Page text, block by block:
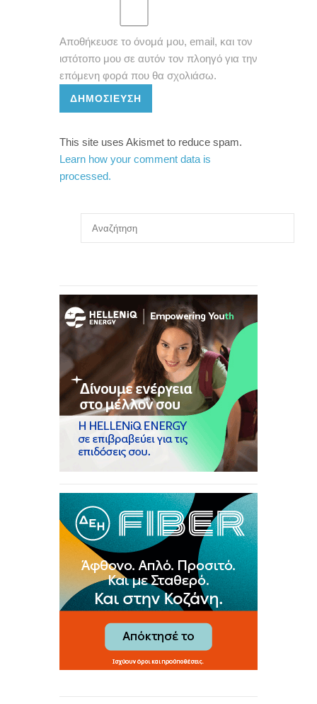
Αποθήκευσε το όνομά μου, email, και τον
ιστότοπο μου σε αυτόν τον πλοηγό για την
επόμενη φορά που θα σχολιάσω.
ΔΗΜΟΣΊΕΥΣΗ
This site uses Akismet to reduce spam.
Learn how your comment data is
processed.